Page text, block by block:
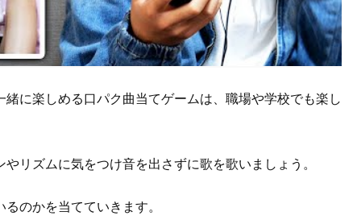
に楽しめる口パク曲当てゲームは、職場や学校でも楽し
リズムに気をつけ音を出さずに歌を歌いましょう。
のかを当てていきます。